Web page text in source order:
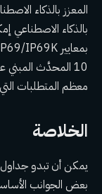
المعزز بالذكاء
بالذكاء الاصطناعي
معظم المتطلبات
الخلاصة
يمكن أن تبدو
بعض الجوانب